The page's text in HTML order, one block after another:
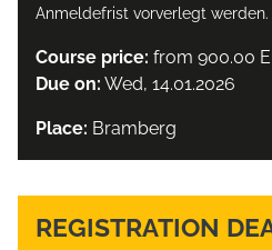
Anmeldefrist vorverlegt werden.
Course price: from 900.00
Due on: Wed, 14.01.2026
Place: Bramberg
REGISTRATION